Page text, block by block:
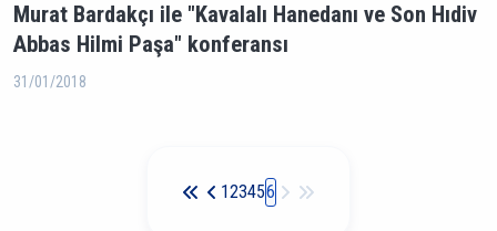
Murat Bardakçı ile "Kavalalı Hanedanı ve Son Hıdiv
Abbas Hilmi Paşa" konferansı
31/01/2018
123456